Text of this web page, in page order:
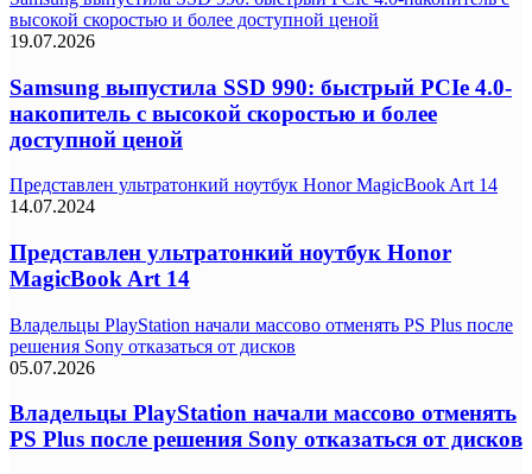
высокой скоростью и более доступной ценой
19.07.2026
Samsung выпустила SSD 990: быстрый PCIe 4.0-
накопитель с высокой скоростью и более
доступной ценой
Представлен ультратонкий ноутбук Honor MagicBook Art 14
14.07.2024
Представлен ультратонкий ноутбук Honor
MagicBook Art 14
Владельцы PlayStation начали массово отменять PS Plus после
решения Sony отказаться от дисков
05.07.2026
Владельцы PlayStation начали массово отменять
PS Plus после решения Sony отказаться от дисков